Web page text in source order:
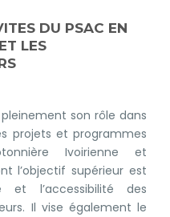
DU PSAC EN
LES
son rôle dans
projets et programmes
Ivoirienne et
l’objectif supérieur est
et l’accessibilité des
Il vise également le